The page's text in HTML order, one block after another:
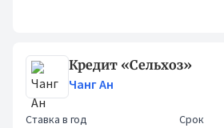
Кредит «Сельхоз»
Чанг Ан
Ставка в год Срок